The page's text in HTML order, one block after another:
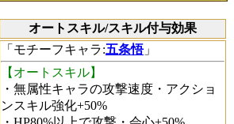
オートスキル/スキル付与効果
「 モチーフキャラ:五条悟」
【オートスキル】
・無属性キャラの攻撃速度・アクショ
ンスキル強化+50%